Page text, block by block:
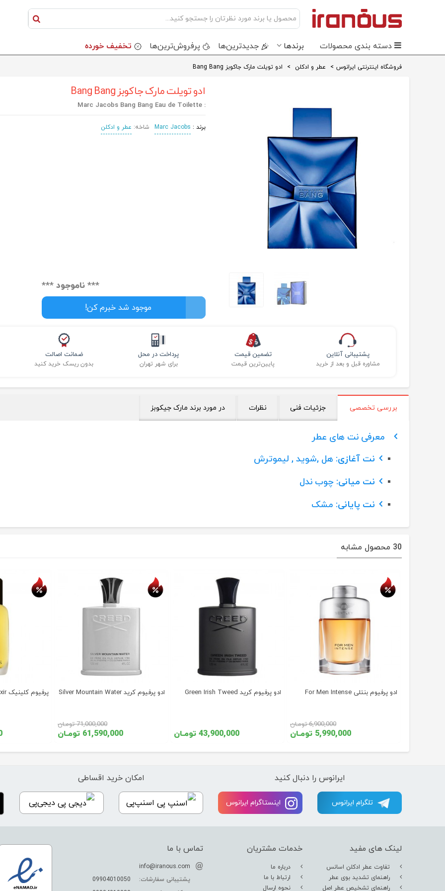
دسته بندی محصولات برندها جدید‌ترین‌ها پرفروش‌ترین‌ها تخفیف خورده
فروشگاه اینترنتی ایرانوس > عطر و ادکلن > ادو تویلت مارک جاکوبز Bang Bang
ادو تویلت مارک جاکوبز Bang Bang
: Marc Jacobs Bang Bang Eau de Toilette
برند : Marc Jacobs شاخه: عطر و ادکلن
*** ناموجود ***
موجود شد خبرم کن!
ضمانت اصالت
بدون ریسک خرید کنید
پرداخت در محل
برای شهر تهران
تضمین قیمت
پایین‌ترین قیمت
پشتیبانی آنلاین
مشاوره قبل و بعد از خرید
بررسی تخصصی جزئیات فنی نظرات در مورد برند مارک جیکوبز
معرفی نت های عطر
نت آغازی: هل ,شوید , لیموترش
نت میانی: چوب ندل
نت پایانی: مشک
30 محصول مشابه
پرفیوم کلینیک Aromatics Elixir ادو پرفیوم کرید Silver Mountain Water
61,590,000 تومـان
71,000,000 تومـان
ادو پرفیوم کرید Green Irish Tweed
43,900,000 تومـان
حراج
ادو پرفیوم بنتلی For Men Intense
5,990,000 تومـان
6,900,000 تومـان
ایرانوس را دنبال کنید
تلگرام ایرانوس اینستاگرام ایرانوس
امکان خرید اقساطی
اسنپ‌پی دیجی‌پی
لینک های مفید
تفاوت عطر ادکلن اسانس
راهنمای تشدید بوی عطر
راهنمای تشخیص عطر اصل
خدمات مشتریان
درباره ما
ارتباط با ما
نحوه ارسال
تماس با ما
info@iranous.com
پشتیبانی سفارشات:
09904010050